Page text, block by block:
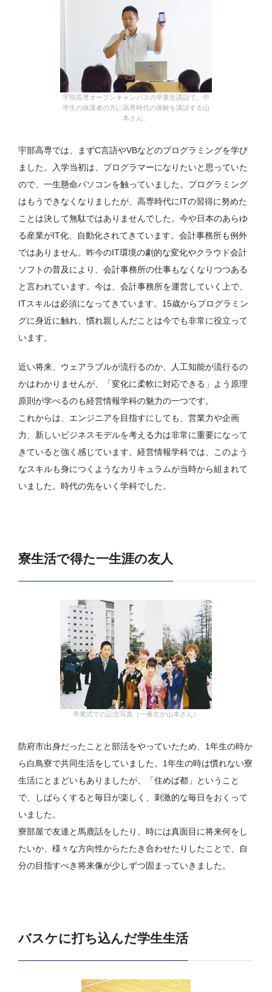
宇部高専オープンキャンパスの卒業生講話で、中
学生の保護者の方に高専時代の体験を講話する山
本さん。
宇部高専では、まずC言語やVBなどのプログラミングを学び
ました。入学当初は、プログラマーになりたいと思っていた
ので、一生懸命パソコンを触っていました。プログラミング
はもうできなくなりましたが、高専時代にITの習得に努めた
ことは決して無駄ではありませんでした。今や日本のあらゆ
る産業がIT化、自動化されてきています。会計事務所も例外
ではありません。昨今のIT環境の劇的な変化やクラウド会計
ソフトの普及により、会計事務所の仕事もなくなりつつある
と言われています。今は、会計事務所を運営していく上で、
ITスキルは必須になってきています。15歳からプログラミン
グに身近に触れ、慣れ親しんだことは今でも非常に役立って
います。
近い将来、ウェアラブルが流行るのか、人工知能が流行るの
かはわかりませんが、「変化に柔軟に対応できる」よう原理
原則が学べるのも経営情報学科の魅力の一つです。
これからは、エンジニアを目指すにしても、営業力や企画
力、新しいビジネスモデルを考える力は非常に重要になって
きていると強く感じています。経営情報学科では、このよう
なスキルも身につくようなカリキュラムが当時から組まれて
いました。時代の先をいく学科でした。
寮生活で得た一生涯の友人
卒業式での記念写真（一番左が山本さん）
防府市出身だったことと部活をやっていたため、1年生の時か
ら白鳥寮で共同生活をしていました。1年生の時は慣れない寮
生活にとまどいもありましたが、「住めば都」ということ
で、しばらくすると毎日が楽しく、刺激的な毎日をおくって
いました。
寮部屋で友達と馬鹿話をしたり、時には真面目に将来何をし
たいか、様々な方向性からたたき合わせたりしたことで、自
分の目指すべき将来像が少しずつ固まっていきました。
バスケに打ち込んだ学生生活